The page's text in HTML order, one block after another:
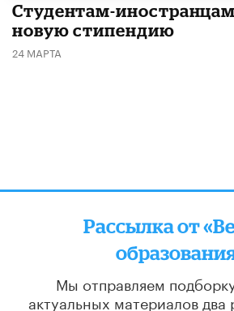
Студентам-
новую стипендию
24 МАРТА
Рассылка от
Мы отправляем
актуальных материалов два